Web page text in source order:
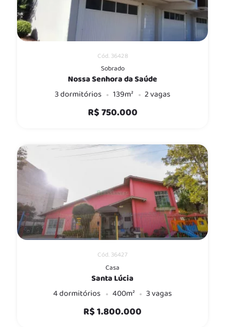
Cód. 36428
Sobrado
Nossa Senhora da Saúde
3 dormitórios
139m² 2 vagas
R$ 750.000
Cód. 36427
Casa
Santa Lúcia
4 dormitórios
400m² 3 vagas
R$ 1.800.000